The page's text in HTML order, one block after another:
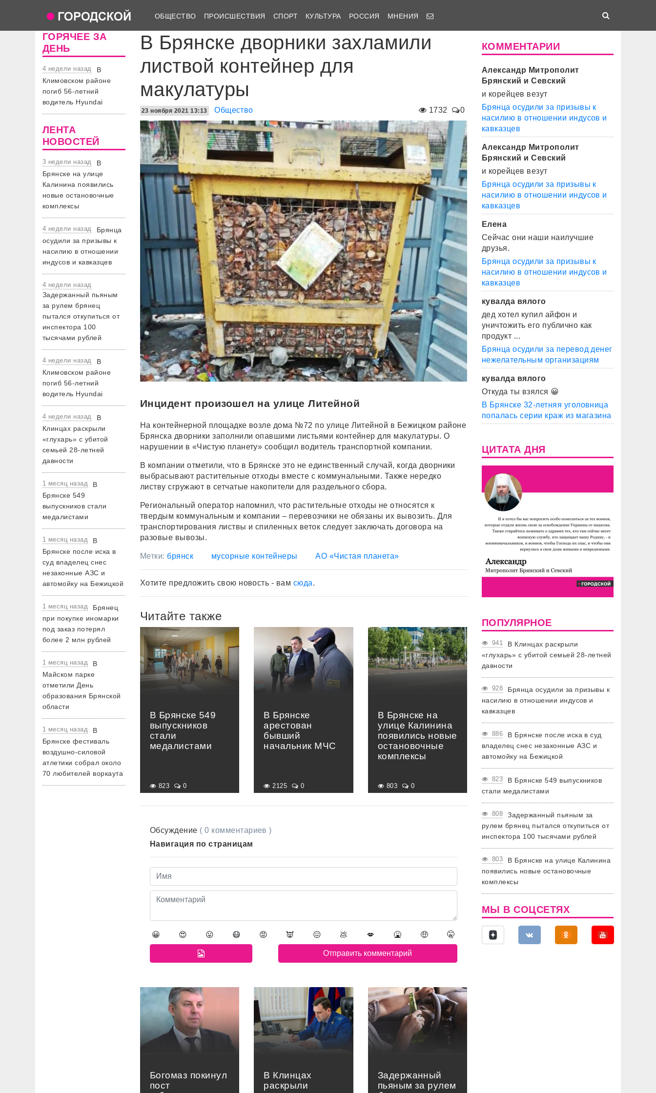
ОБЩЕСТВО ПРОИСШЕСТВИЯ СПОРТ КУЛЬТУРА РОССИЯ МНЕНИЯ
ГОРЯЧЕЕ ЗА
ДЕНЬ
4 недели назад
В
Климовском районе
погиб 56-летний
водитель Hyundai
ЛЕНТА
НОВОСТЕЙ
3 недели назад
В
Брянске на улице
Калинина появились
новые остановочные
комплексы
4 недели назад
Брянца
осудили за призывы к
насилию в отношении
индусов и кавказцев
4 недели назад
Задержанный пьяным
за рулем брянец
пытался откупиться от
инспектора 100
тысячами рублей
4 недели назад
В
Климовском районе
погиб 56-летний
водитель Hyundai
4 недели назад
В
Клинцах раскрыли
«глухарь» с убитой
семьей 28-летней
давности
1 месяц назад
В
Брянске 549
выпускников стали
медалистами
1 месяц назад
В
Брянске после иска в
суд владелец снес
незаконные АЗС и
автомойку на Бежицкой
1 месяц назад
Брянец
при покупке иномарки
под заказ потерял
более 2 млн рублей
1 месяц назад
В
Майском парке
отметили День
образования Брянской
области
1 месяц назад
В
Брянске фестиваль
воздушно-силовой
атлетики собрал около
70 любителей воркаута
В Брянске дворники захламили
листвой контейнер для
макулатуры
1732 0
23 ноября 2021 13:13 Общество
Инцидент произошел на улице Литейной
На контейнерной площадке возле дома №72 по улице Литейной в Бежицком районе
Брянска дворники заполнили опавшими листьями контейнер для макулатуры. О
нарушении в «Чистую планету» сообщил водитель транспортной компании.
В компании отметили, что в Брянске это не единственный случай, когда дворники
выбрасывают растительные отходы вместе с коммунальными. Также нередко
листву сгружают в сетчатые накопители для раздельного сбора.
Региональный оператор напомнил, что растительные отходы не относятся к
твердым коммунальным и компании – перевозчики не обязаны их вывозить. Для
транспортирования листвы и спиленных веток следует заключать договора на
разовые вывозы.
Метки: брянск мусорные контейнеры АО «Чистая планета»
Хотите предложить свою новость - вам сюда.
Читайте также
В Брянске 549
выпускников
стали
медалистами
823 0
В Брянске
арестован
бывший
начальник МЧС
2125 0
В Брянске на
улице Калинина
появились новые
остановочные
комплексы
803 0
Обсуждение ( 0 комментариев )
Навигация по страницам
😀 😍 😛 😷 😡 👿 😖 💩 💋 🤮 🤑 🤫
Богомаз покинул
пост
В Клинцах
раскрыли
Задержанный
пьяным за рулем
КОММЕНТАРИИ
Александр Митрополит
Брянский и Севский
и корейцев везут
Брянца осудили за призывы к
насилию в отношении индусов и
кавказцев
Александр Митрополит
Брянский и Севский
и корейцев везут
Брянца осудили за призывы к
насилию в отношении индусов и
кавказцев
Елена
Сейчас они наши наилучшие
друзья.
Брянца осудили за призывы к
насилию в отношении индусов и
кавказцев
кувалда вялого
дед хотел купил айфон и
уничтожить его публично как
продукт ...
Брянца осудили за перевод денег
нежелательным организациям
кувалда вялого
Откуда ты взялся 😀
В Брянске 32-летняя уголовница
попалась серии краж из магазина
ЦИТАТА ДНЯ
ПОПУЛЯРНОЕ
941
В Клинцах раскрыли
«глухарь» с убитой семьей 28-летней
давности
928
Брянца осудили за призывы к
насилию в отношении индусов и
кавказцев
886
В Брянске после иска в суд
владелец снес незаконные АЗС и
автомойку на Бежицкой
823
В Брянске 549 выпускников
стали медалистами
808
Задержанный пьяным за
рулем брянец пытался откупиться от
инспектора 100 тысячами рублей
803
В Брянске на улице Калинина
появились новые остановочные
комплексы
МЫ В СОЦСЕТЯХ